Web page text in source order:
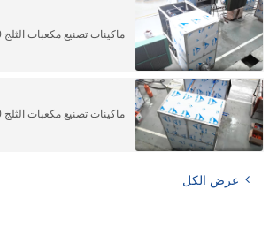
ماكينات تصنيع مكعبات الثلج CV1000
ماكينات تصنيع مكعبات الثلج CV2000
عرض الكل